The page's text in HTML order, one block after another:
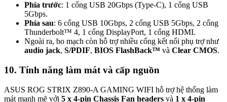
Phía trước: 1 cổng USB 20Gbps (Type-C), 1 cổng USB
5Gbps.
Phía sau: 6 cổng USB 10Gbps, 2 cổng USB 5Gbps, 2 cổng
Thunderbolt™ 4, 1 cổng DisplayPort, 1 cổng HDMI.
Ngoài ra, bo mạch còn hỗ trợ nhiều cổng kết nối phụ trợ như
audio jack, S/PDIF, BIOS FlashBack™ và Clear CMOS.
10. Tính năng làm mát và cấp nguồn
ASUS ROG STRIX Z890-A GAMING WIFI hỗ trợ hệ thống làm
mát mạnh mẽ với 5 x 4-pin Chassis Fan headers và 1 x 4-pin